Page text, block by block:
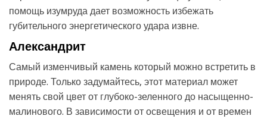
помощь изумруда дает возможность избежать
губительного энергетического удара извне.
Александрит
Самый изменчивый камень который можно встретить в
природе. Только задумайтесь, этот материал может
менять свой цвет от глубоко-зеленного до насыщенно-
малинового. В зависимости от освещения и от времен